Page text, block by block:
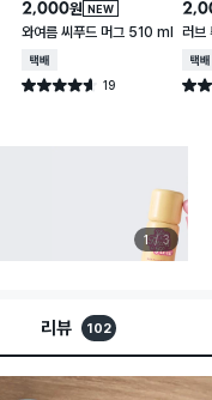
NEW
2,000원
와여름 씨푸드 머그 510 ml
택배배송
별점 4.6점 19
건 작성
러브
택배
별점
1 3
리뷰 102